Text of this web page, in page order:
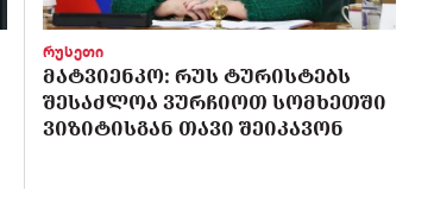
რუსეთი
ᲛᲐᲢᲕᲘᲔᲜᲙᲝ: ᲠᲣᲡ ᲢᲣᲠᲘᲡᲢᲔᲑᲡ
ᲨᲔᲡᲐᲫᲚᲝᲐ ᲕᲣᲠᲩᲘᲝᲗ ᲡᲝᲛᲮᲔᲗᲨᲘ
ᲕᲘᲖᲘᲢᲘᲡᲒᲐᲜ ᲗᲐᲕᲘ ᲨᲔᲘᲙᲐᲕᲝᲜ